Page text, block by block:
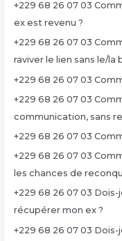
+229 68 26 07 03
ex est revenu ?
+229 68 26 07 03
raviver le lien sans le/la
+229 68 26 07 03
+229 68 26 07 03
communication, sans
+229 68 26 07 03
+229 68 26 07 03
les chances de
+229 68 26 07 03
récupérer mon ex ?
+229 68 26 07 03